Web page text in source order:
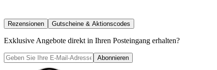
Rezensionen Gutscheine & Aktionscodes
Exklusive Angebote direkt in Ihren Posteingang erhalten?
Abonnieren